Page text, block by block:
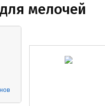
мелочей